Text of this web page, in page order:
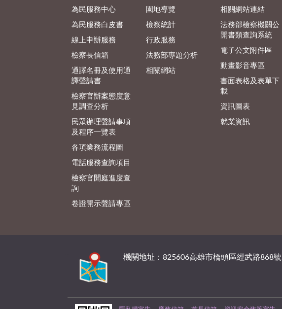
為民服務中心
為民服務白皮書
線上申辦服務
檢察長信箱
通譯名冊及使用通
譯聲請書
檢察官辦案態度意
見調查分析
民眾辦理聲請事項
及程序一覽表
各項業務流程圖
電話服務查詢項目
檢察官開庭進度查
詢
卷證開示聲請專區
園地導覽
檢察統計
行政服務
法務部專題分析
相關網站
相關網站連結
法務部檢察機關公
開書類查詢系統
電子公文附件區
動畫影音專區
書面表格及表單下
載
資訊圖表
就業資訊
機關地址：825606高雄市橋頭區經武路868號